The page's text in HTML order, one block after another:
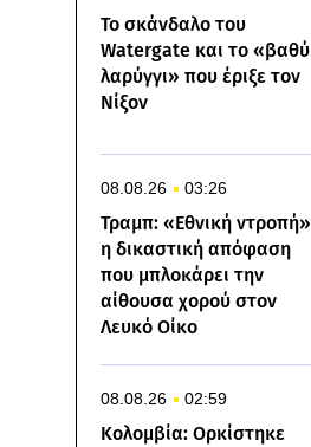
Το σκάνδαλο του
Watergate και το «βαθύ
λαρύγγι» που έριξε τον
Νίξον
08.08.26 03:26
Τραμπ: «Εθνική ντροπή»
η δικαστική απόφαση
που μπλοκάρει την
αίθουσα χορού στον
Λευκό Οίκο
08.08.26 02:59
Κολομβία: Ορκίστηκε